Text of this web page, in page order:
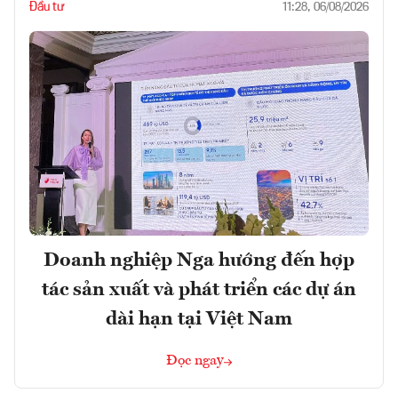
Đầu tư 11:28, 06/08/2026
Doanh nghiệp Nga hướng đến hợp
tác sản xuất và phát triển các dự án
dài hạn tại Việt Nam
Đọc ngay